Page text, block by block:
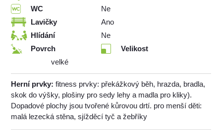
WC
Ne
Lavičky
Ano
Hlídání
Ne
Povrch
Velikost
velké
Herní prvky: fitness prvky: překážkový běh, hrazda, bradla,
skok do výšky, plošiny pro sedy lehy a madla pro kliky).
Dopadové plochy jsou tvořené kůrovou drtí. pro menší děti:
malá lezecká stěna, sjížděcí tyč a žebříky